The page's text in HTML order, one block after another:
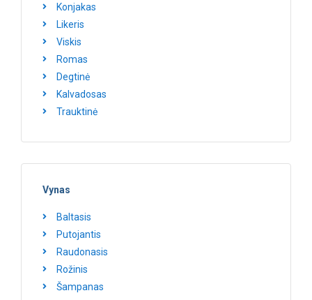
Konjakas
Likeris
Viskis
Romas
Degtinė
Kalvadosas
Trauktinė
Vynas
Baltasis
Putojantis
Raudonasis
Rožinis
Šampanas